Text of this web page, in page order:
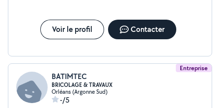
Voir le profil Contacter
Entreprise
BATIMTEC
BRICOLAGE & TRAVAUX
Orléans (Argonne Sud)
-/5